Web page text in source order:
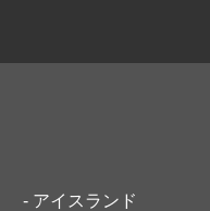
- アイスランド